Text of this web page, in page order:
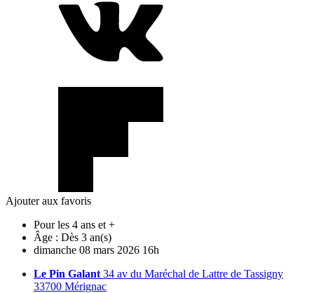
Ajouter aux favoris
Pour les 4 ans et +
Âge : Dès 3 an(s)
dimanche 08 mars 2026 16h
Le Pin Galant 34 av du Maréchal de Lattre de Tassigny
33700 Mérignac